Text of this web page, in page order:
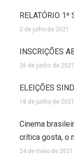
RELATÓRIO 1º
2 de julho de 2021
INSCRIÇÕES
26 de junho de 2021
ELEIÇÕES
18 de junho de 2021
Cinema
crítica gosta, o
24 de maio de 2021